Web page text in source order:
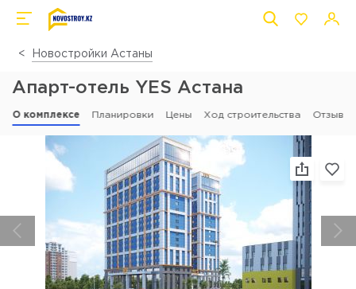
Новостройки Астаны
Апарт-отель YES Астана
О комплексе Планировки Цены Ход строительства Отзывы